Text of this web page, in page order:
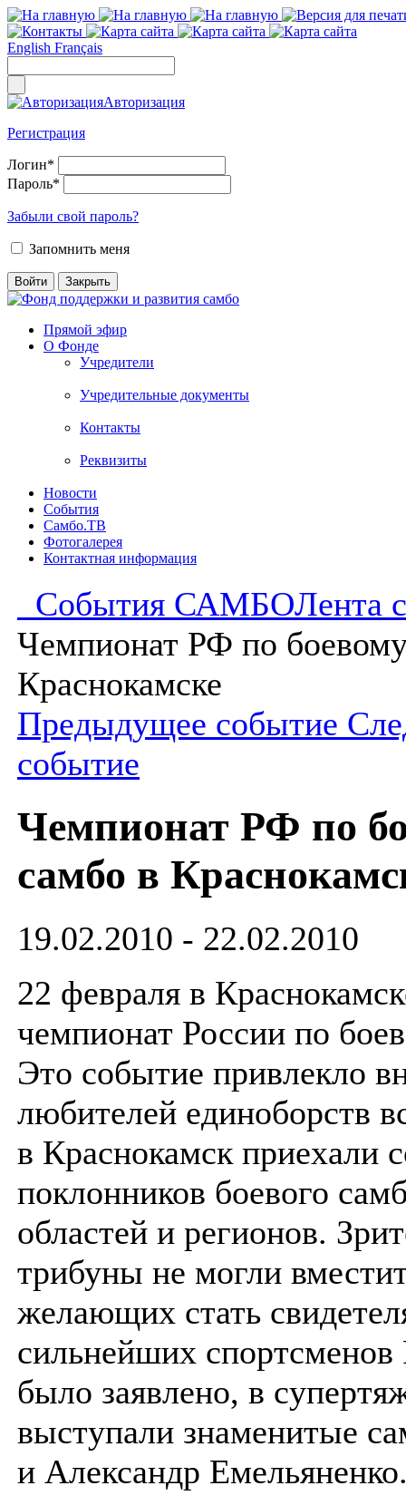
English Français
Авторизация
Регистрация
Логин*
Пароль*
Забыли свой пароль?
Запомнить меня
Прямой эфир
О Фонде
Учредители
Учредительные документы
Контакты
Реквизиты
Новости
События
Самбо.ТВ
Фотогалерея
Контактная информация
События САМБОЛента
Чемпионат РФ по
Краснокамске
Предыдущее событие
событие
Чемпионат РФ по
самбо в
19.02.2010 - 22.02.2010
22 февраля в
чемпионат России по
Это событие привлекло
любителей единоборств
в Краснокамск приехали
поклонников боевого
областей и регионов.
трибуны не могли
желающих стать
сильнейших
было заявлено, в
выступали знаменитые
и Александр